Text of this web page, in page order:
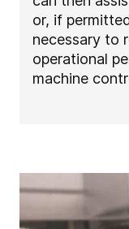
or, if
necessary to
operational
machine